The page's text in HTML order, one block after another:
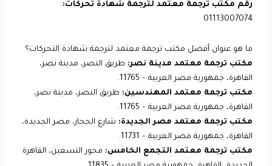
رقم مكتب ترجمة معتمد لترجمة شهادة تحركات:
01113007074
ما هو عنوان أفضل مكتب ترجمة معتمد لترجمة شهادة التحركات؟
مكتب ترجمة معتمد مدينة نصر: طريق النصر، مدينة نصر،
القاهرة، جمهورية مصر العربية – 11765.
مكتب ترجمة معتمد المهندسين: طريق النصر، مدينة نصر،
القاهرة، جمهورية مصر العربية – 11765.
مكتب ترجمة معتمد مصر الجديدة: شارع الحجاز، مصر الجديدة،
القاهرة، جمهورية مصر العربية – 11731.
مكتب ترجمة معتمد التجمع الخامس: محور التسعين، القاهرة